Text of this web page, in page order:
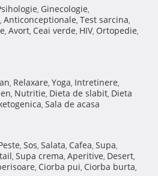
, Ginecologie,
, Anticonceptionale, Test sarcina,
, Avort, Ceai verde, HIV, Ortopedie,
, Relaxare, Yoga, Intretinere,
, Nutritie, Dieta de slabit, Dieta
, Sala de acasa
, Sos, Salata, Cafea, Supa,
, Supa crema, Aperitive, Desert,
, Ciorba pui, Ciorba burta,